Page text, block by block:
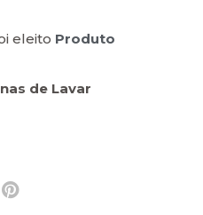
eleito Produto
de Lavar